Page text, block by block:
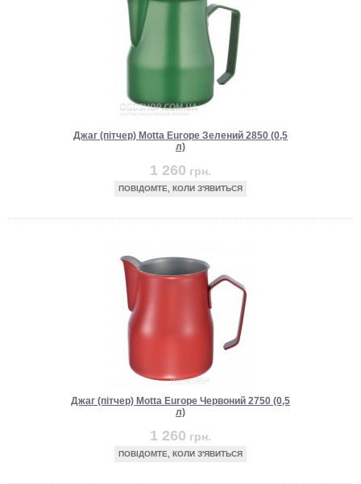
Джаг (пітчер) Motta Europe Зелений 2850 (0,5
л)
1 260 грн.
ПОВІДОМТЕ, КОЛИ З'ЯВИТЬСЯ
Джаг (пітчер) Motta Europe Червоний 2750 (0,5
л)
1 260 грн.
ПОВІДОМТЕ, КОЛИ З'ЯВИТЬСЯ